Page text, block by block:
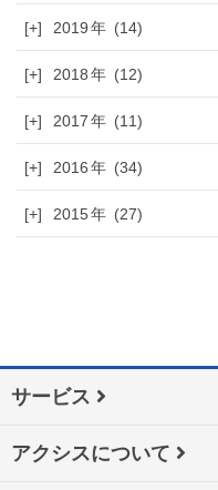
[+] 2019 (14)
[+] 2018 (12)
[+] 2017 (11)
[+] 2016 (34)
[+] 2015 (27)
サービス
アクシスについて